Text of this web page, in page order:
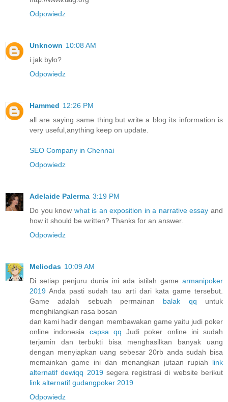
Odpowiedz
Unknown 10:08 AM
i jak było?
Odpowiedz
Hammed 12:26 PM
all are saying same thing.but write a blog its information is
very useful,anything keep on update.
SEO Company in Chennai
Odpowiedz
Adelaide Palerma 3:19 PM
Do you know what is an exposition in a narrative essay and
how it should be written? Thanks for an answer.
Odpowiedz
Meliodas 10:09 AM
Di setiap penjuru dunia ini ada istilah game armanipoker
2019 Anda pasti sudah tau arti dari kata game tersebut.
Game adalah sebuah permainan balak qq untuk
menghilangkan rasa bosan
dan kami hadir dengan membawakan game yaitu judi poker
online indonesia capsa qq Judi poker online ini sudah
terjamin dan terbukti bisa menghasilkan banyak uang
dengan menyiapkan uang sebesar 20rb anda sudah bisa
memainkan game ini dan menangkan jutaan rupiah link
alternatif dewiqq 2019segera registrasi di website berikut
link alternatif gudangpoker 2019
Odpowiedz